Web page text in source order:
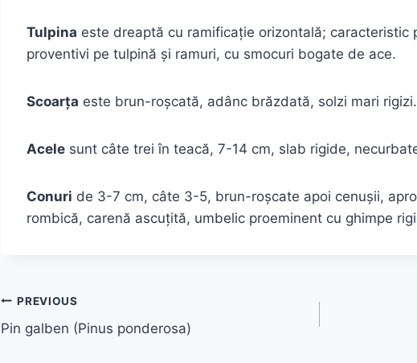
Tulpina este dreaptă cu ramificaţie orizontală; caracteristic
proventivi pe tulpină şi ramuri, cu smocuri bogate de ace.
Scoarţa este brun-roşcată, adânc brăzdată, solzi mari rigizi.
Acele sunt câte trei în teacă, 7-14 cm, slab rigide,
Conuri de 3-7 cm, câte 3-5, brun-roşcate apoi cenuşii,
rombică, carenă ascuţită, umbelic proeminent cu ghimpe
Navigare
în
PREVIOUS
Pin galben (Pinus ponderosa)